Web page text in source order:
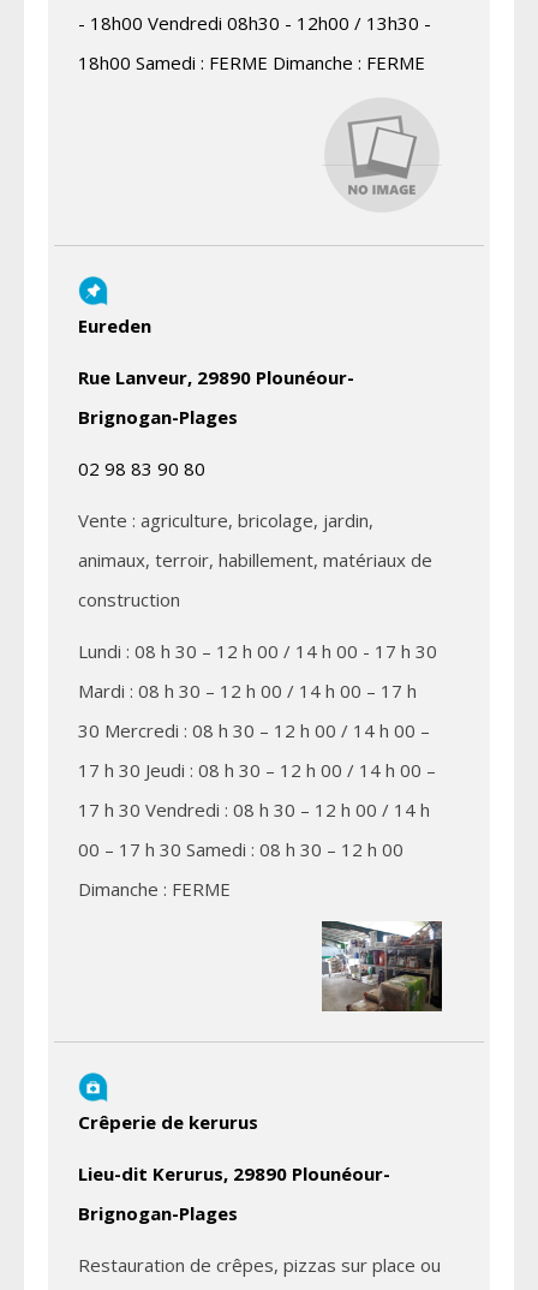
- 18h00 Vendredi 08h30 - 12h00 / 13h30 -
18h00 Samedi : FERME Dimanche : FERME
Eureden
Rue Lanveur, 29890 Plounéour-
Brignogan-Plages
02 98 83 90 80
Vente : agriculture, bricolage, jardin,
animaux, terroir, habillement, matériaux de
construction
Lundi : 08 h 30 – 12 h 00 / 14 h 00 - 17 h 30
Mardi : 08 h 30 – 12 h 00 / 14 h 00 – 17 h
30 Mercredi : 08 h 30 – 12 h 00 / 14 h 00 –
17 h 30 Jeudi : 08 h 30 – 12 h 00 / 14 h 00 –
17 h 30 Vendredi : 08 h 30 – 12 h 00 / 14 h
00 – 17 h 30 Samedi : 08 h 30 – 12 h 00
Dimanche : FERME
Crêperie de kerurus
Lieu-dit Kerurus, 29890 Plounéour-
Brignogan-Plages
Restauration de crêpes, pizzas sur place ou